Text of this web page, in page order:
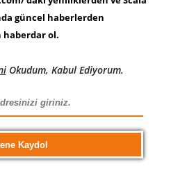
güncel haberlerden
haberdar ol.
Okudum, Kabul Ediyorum.